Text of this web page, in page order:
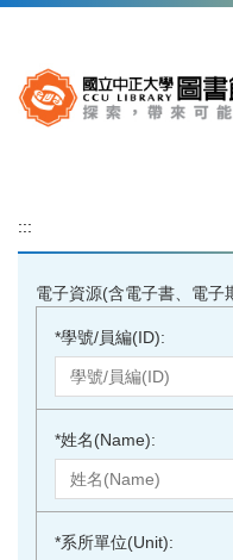
要
內
:::
電子資源(含電子書、電子
*學號/員編(ID):
*姓名(Name):
*系所單位(Unit):